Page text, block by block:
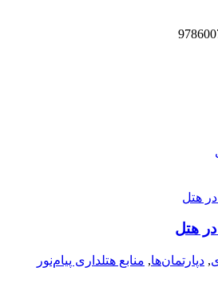
هتل
, دپارتمان‌ها, منابع هتلداری پیام‌نور